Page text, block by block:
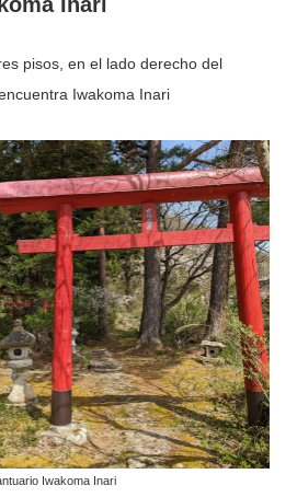
pisos, en el lado derecho del
Iwakoma Inari
Iwakoma Inari